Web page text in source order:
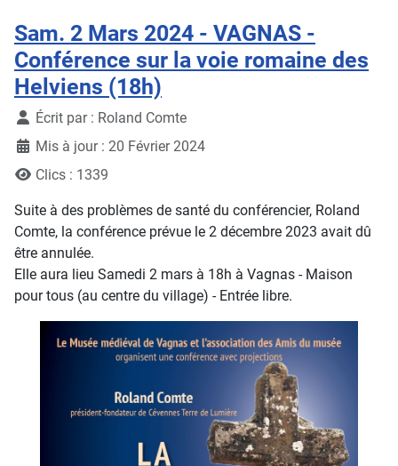
Sam. 2 Mars 2024 - VAGNAS -
Conférence sur la voie romaine des
Helviens (18h)
DétailsÉcrit par : Roland Comte
Mis à jour : 20 Février 2024
Clics : 1339
Suite à des problèmes de santé du conférencier, Roland
Comte, la conférence prévue le 2 décembre 2023 avait dû
être annulée.
Elle aura lieu Samedi 2 mars à 18h à Vagnas - Maison
pour tous (au centre du village) - Entrée libre.